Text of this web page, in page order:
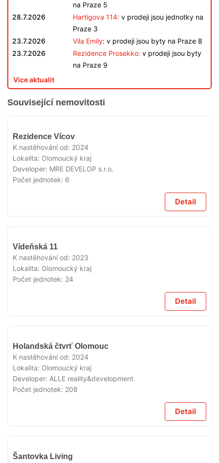
na Praze 5
28.7.2026
Hartigova 114: v prodeji jsou jednotky na
Praze 3
23.7.2026
Vila Emily: v prodeji jsou byty na Praze 8
23.7.2026
Rezidence Prosekko: v prodeji jsou byty
na Praze 9
Více aktualit
Související nemovitosti
Rezidence Vícov
K nastěhování od: 2024
Lokalita: Olomoucký kraj
Developer: MRE DEVELOP s.r.o.
Počet jednotek: 6
Detail
Vídeňská 11
K nastěhování od: 2023
Lokalita: Olomoucký kraj
Počet jednotek: 24
Detail
Holandská čtvrť Olomouc
K nastěhování od: 2024
Lokalita: Olomoucký kraj
Developer: ALLE reality&development
Počet jednotek: 208
Detail
Šantovka Living